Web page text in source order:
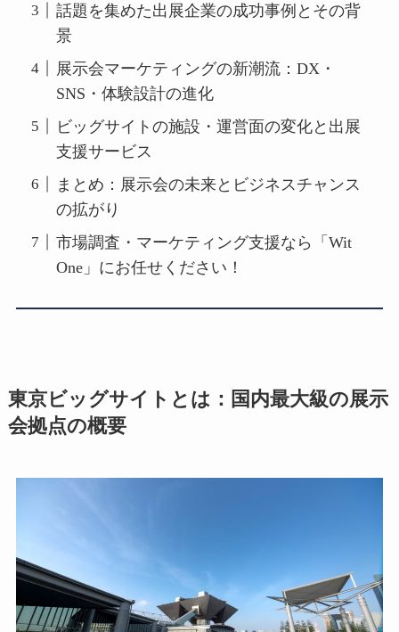
話題を集めた出展企業の成功事例とその背
景
展示会マーケティングの新潮流：DX・
SNS・体験設計の進化
ビッグサイトの施設・運営面の変化と出展
支援サービス
まとめ：展示会の未来とビジネスチャンス
の拡がり
市場調査・マーケティング支援なら「Wit
One」にお任せください！
東京ビッグサイトとは：国内最大級の展示
会拠点の概要